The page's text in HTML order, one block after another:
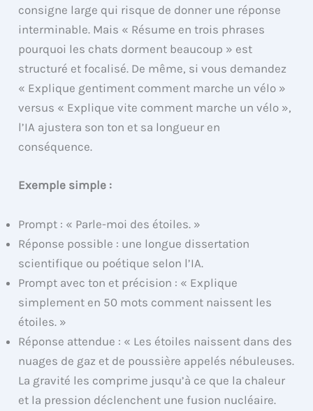
consigne large qui risque de donner une réponse
interminable. Mais « Résume en trois phrases
pourquoi les chats dorment beaucoup » est
structuré et focalisé. De même, si vous demandez
« Explique gentiment comment marche un vélo »
versus « Explique vite comment marche un vélo »,
l’IA ajustera son ton et sa longueur en
conséquence.
Exemple simple :
Prompt : « Parle-moi des étoiles. »
Réponse possible : une longue dissertation
scientifique ou poétique selon l’IA.
Prompt avec ton et précision : « Explique
simplement en 50 mots comment naissent les
étoiles. »
Réponse attendue : « Les étoiles naissent dans des
nuages de gaz et de poussière appelés nébuleuses.
La gravité les comprime jusqu’à ce que la chaleur
et la pression déclenchent une fusion nucléaire.